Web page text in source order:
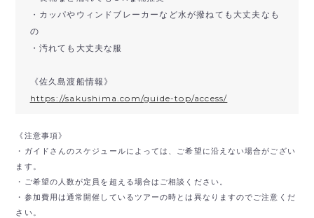
・カッパやウィンドブレーカーなど水が撥ねても大丈夫なも
の
・汚れても大丈夫な服
《佐久島渡船情報》
https://sakushima.com/guide-top/access/
《注意事項》
・ガイドさんのスケジュールによっては、ご希望に沿えない場合がござい
ます。
・ご希望の人数が定員を超える場合はご相談ください。
・参加費用は通常開催しているツアーの時とは異なりますのでご注意くだ
さい。